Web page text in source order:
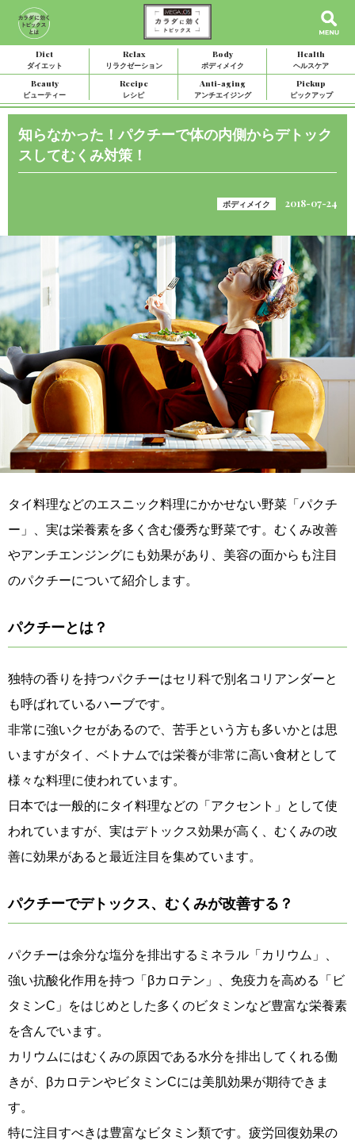
Diet
ダイエット
Relax
リラクゼーション
Body
ボディメイク
Health
ヘルスケア
Beauty
ビューティー
Recipe
レシピ
Anti-aging
アンチエイジング
Pickup
ピックアップ
知らなかった！パクチーで体の内側からデトック
スしてむくみ対策！
ボディメイク 2018-07-24
タイ料理などのエスニック料理にかかせない野菜「パクチ
ー」、実は栄養素を多く含む優秀な野菜です。むくみ改善
やアンチエンジングにも効果があり、美容の面からも注目
のパクチーについて紹介します。
パクチーとは？
独特の香りを持つパクチーはセリ科で別名コリアンダーと
も呼ばれているハーブです。
非常に強いクセがあるので、苦手という方も多いかとは思
いますがタイ、ベトナムでは栄養が非常に高い食材として
様々な料理に使われています。
日本では一般的にタイ料理などの「アクセント」として使
われていますが、実はデトックス効果が高く、むくみの改
善に効果があると最近注目を集めています。
パクチーでデトックス、むくみが改善する？
パクチーは余分な塩分を排出するミネラル「カリウム」、
強い抗酸化作用を持つ「βカロテン」、免疫力を高める「ビ
タミンC」をはじめとした多くのビタミンなど豊富な栄養素
を含んでいます。
カリウムにはむくみの原因である水分を排出してくれる働
きが、βカロテンやビタミンCには美肌効果が期待できま
す。
特に注目すべきは豊富なビタミン類です。疲労回復効果の